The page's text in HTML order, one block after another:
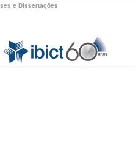
e Dissertações